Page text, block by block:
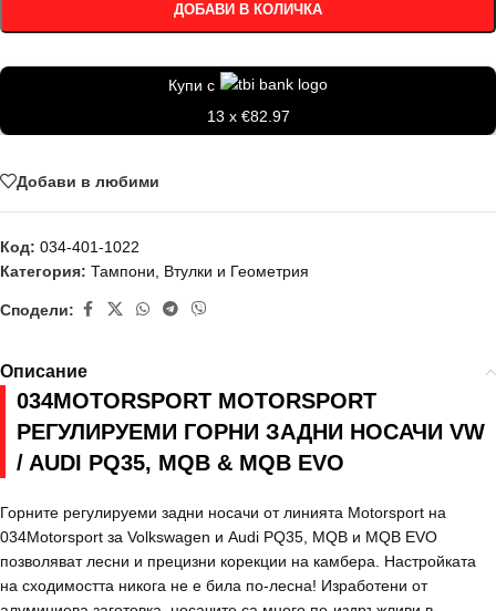
ДОБАВИ В КОЛИЧКА
Купи с
13 x €82.97
Добави в любими
Код: 034-401-1022
Категория: Тампони, Втулки и Геометрия
Сподели:
Описание
034MOTORSPORT MOTORSPORT
РЕГУЛИРУЕМИ ГОРНИ ЗАДНИ НОСАЧИ VW
/ AUDI PQ35, MQB & MQB EVO
Горните регулируеми задни носачи от линията Motorsport на
034Motorsport за Volkswagen и Audi PQ35, MQB и MQB EVO
позволяват лесни и прецизни корекции на камбера. Настройката
на сходимостта никога не е била по-лесна! Изработени от